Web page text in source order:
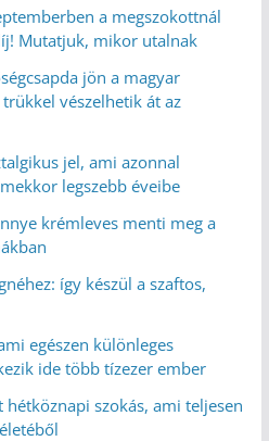
a megszokottnál
Mutatjuk, mikor utalnak
jön a magyar
vészelhetik át az
jel, ami azonnal
legszebb éveibe
krémleves menti meg a
így készül a szaftos,
egészen különleges
ide több tízezer ember
szokás, ami teljesen